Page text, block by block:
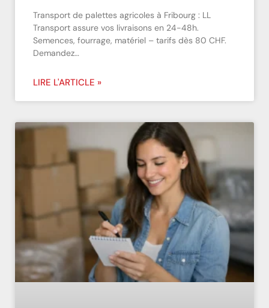
Transport de palettes agricoles à Fribourg : LL
Transport assure vos livraisons en 24-48h.
Semences, fourrage, matériel – tarifs dès 80 CHF.
Demandez…
LIRE L'ARTICLE »